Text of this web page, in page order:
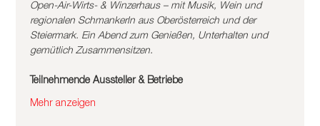
Open-Air-Wirts- & Winzerhaus – mit Musik, Wein und
regionalen Schmankerln aus Oberösterreich und der
Steiermark. Ein Abend zum Genießen, Unterhalten und
gemütlich Zusammensitzen.
Teilnehmende Aussteller & Betriebe
Mehr anzeigen